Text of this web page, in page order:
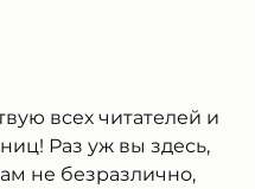
всех читателей и
Раз уж вы здесь,
не безразлично,